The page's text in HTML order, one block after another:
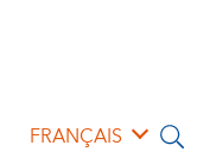
FRANÇAIS